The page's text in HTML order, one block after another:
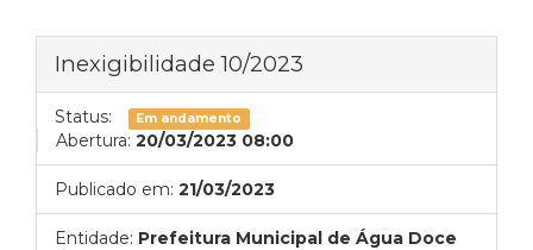
Inexigibilidade 10/2023
Status: Em andamento
Abertura: 20/03/2023 08:00
Publicado em: 21/03/2023
Entidade: Prefeitura Municipal de Água Doce